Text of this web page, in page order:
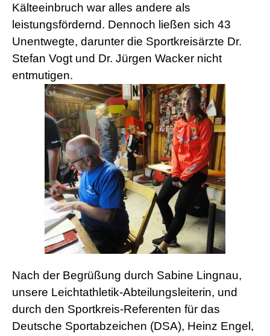
Kälteeinbruch war alles andere als
leistungsfördernd. Dennoch ließen sich 43
Unentwegte, darunter die Sportkreisärzte Dr.
Stefan Vogt und Dr. Jürgen Wacker nicht
entmutigen.
Nach der Begrüßung durch Sabine Lingnau,
unsere Leichtathletik-Abteilungsleiterin, und
durch den Sportkreis-Referenten für das
Deutsche Sportabzeichen (DSA), Heinz Engel,